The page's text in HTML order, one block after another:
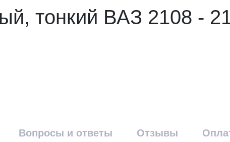
тонкий ВАЗ 2108 -
Вопросы и ответы Отзывы